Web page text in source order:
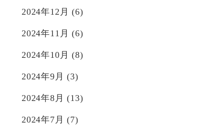
2024年12月 (6)
2024年11月 (6)
2024年10月 (8)
2024年9月 (3)
2024年8月 (13)
2024年7月 (7)